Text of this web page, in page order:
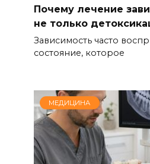
Почему лечение
не только
Зависимость часто
состояние, которое
МЕДИЦИНА